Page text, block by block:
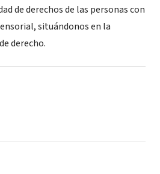
de derechos de las personas con
situándonos en la
derecho.